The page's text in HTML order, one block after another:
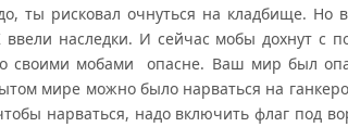
ты рисковал очнуться на кладбище. Но
ввели наследки. И сейчас мобы дохнут с
своими мобами опасне. Ваш мир был
мире можно было нарваться на
нарваться, надо включить флаг под